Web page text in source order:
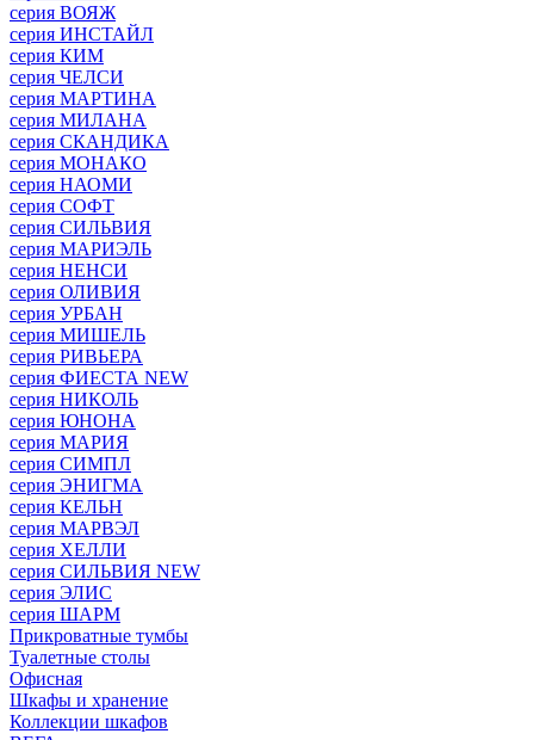
серия ВОЯЖ
серия ИНСТАЙЛ
серия КИМ
серия ЧЕЛСИ
серия МАРТИНА
серия МИЛАНА
серия СКАНДИКА
серия МОНАКО
серия НАОМИ
серия СОФТ
серия СИЛЬВИЯ
серия МАРИЭЛЬ
серия НЕНСИ
серия ОЛИВИЯ
серия УРБАН
серия МИШЕЛЬ
серия РИВЬЕРА
серия ФИЕСТА NEW
серия НИКОЛЬ
серия ЮНОНА
серия МАРИЯ
серия СИМПЛ
серия ЭНИГМА
серия КЕЛЬН
серия МАРВЭЛ
серия ХЕЛЛИ
серия СИЛЬВИЯ NEW
серия ЭЛИС
серия ШАРМ
Прикроватные тумбы
Туалетные столы
Офисная
Шкафы и хранение
Коллекции шкафов